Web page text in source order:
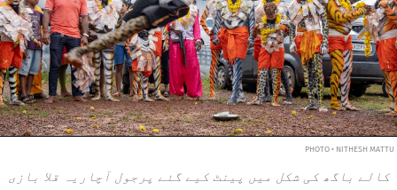
PHOTO • NITHESH MATTU
کالے باگھ کی شکل میں پینٹ کیے گئے پرجول آچاریہ قلا بازی